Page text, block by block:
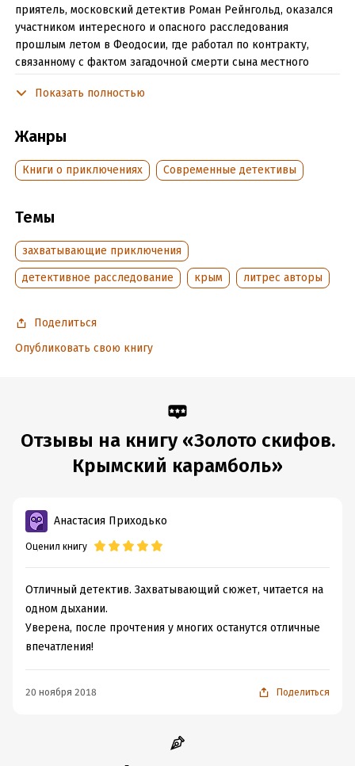
приятель, московский детектив Роман Рейнгольд, оказался
участником интересного и опасного расследования
прошлым летом в Феодосии, где работал по контракту,
связанному с фактом загадочной смерти сына местного
всё, что с ним приключилось тем летом в Крыму, и
Подробная информация
Объем:
Дата поступления:30 мая 2019
Время на чтение:4ч.
Показать полностью
Жанры
Книги о приключениях Современные детективы
Темы
захватывающие приключения
детективное расследование
крым литрес авторы
Поделиться
Опубликовать свою книгу
Отзывы на книгу «Золото скифов.
Крымский карамболь»
Анастасия Приходько
Оценил книгу
Отличный детектив. Захватывающий сюжет, читается на
одном дыхании.
Уверена, после прочтения у многих останутся отличные
впечатления!
20 ноября 2018 Поделиться